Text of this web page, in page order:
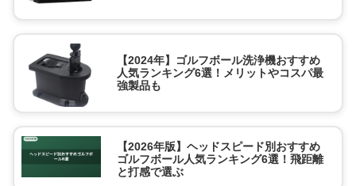
【2024年】ゴルフボール洗浄機おすすめ
人気ランキング6選！メリットやコスパ最
強製品も
【2026年版】ヘッドスピード別おすすめ
ゴルフボール人気ランキング6選！飛距離
と打感で選ぶ